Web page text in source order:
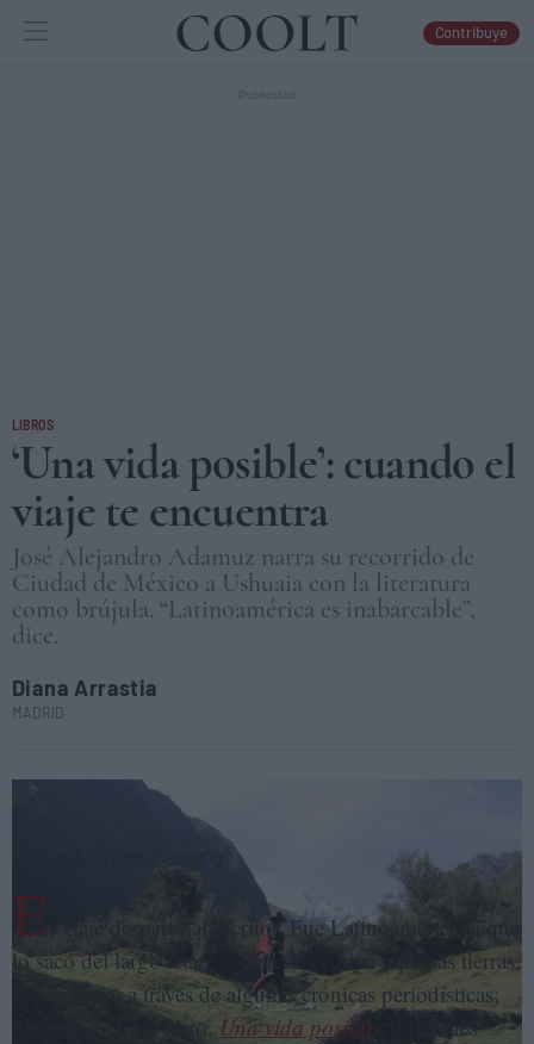
IDEAS
Contribuye
LIBROS
‘Una vida posible’: cuando el
viaje te encuentra
José Alejandro Adamuz narra su recorrido de
Ciudad de México a Ushuaia con la literatura
como brújula. “Latinoamérica es inabarcable”,
dice.
Diana Arrastia
MADRID
Una mujer en Huaraz, Perú, retratada por el autor de 'Una vida posible'.
JOSÉ ALEJANDRO ADAMUZ
E l viaje despertó al escritor. Fue Latinoamérica la que
lo sacó del largo letargo: necesitó contar aquellas tierras,
al principio, a través de algunas crónicas periodísticas;
después, con un libro, Una vida posible (Ediciones